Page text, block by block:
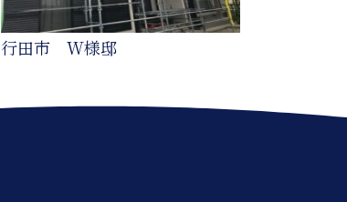
行田市 W様邸